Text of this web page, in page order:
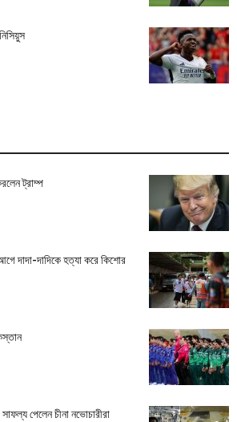
ট্রাম্প
দাদা-দাদিকে হত্যা করে কিশোর
পেলেন চীনা নভোচারীরা